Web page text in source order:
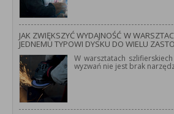
JAK ZWIĘKSZYĆ WYDAJNOŚĆ W
JEDNEMU TYPOWI DYSKU DO WIELU
W warsztatach
wyzwań nie jest brak